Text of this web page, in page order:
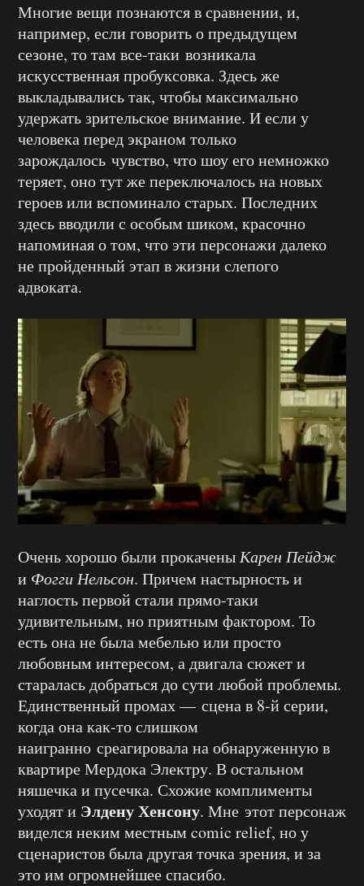
Многие вещи познаются в сравнении, и,
например, если говорить о предыдущем
сезоне, то там все-таки возникала
искусственная пробуксовка. Здесь же
выкладывались так, чтобы максимально
удержать зрительское внимание. И если у
человека перед экраном только
зарождалось чувство, что шоу его немножко
теряет, оно тут же переключалось на новых
героев или вспоминало старых. Последних
здесь вводили с особым шиком, красочно
напоминая о том, что эти персонажи далеко
не пройденный этап в жизни слепого
адвоката.
Очень хорошо были прокачены Карен Пейдж
и Фогги Нельсон. Причем настырность и
наглость первой стали прямо-таки
удивительным, но приятным фактором. То
есть она не была мебелью или просто
любовным интересом, а двигала сюжет и
старалась добраться до сути любой проблемы.
Единственный промах — сцена в 8-й серии,
когда она как-то слишком
наигранно среагировала на обнаруженную в
квартире Мердока Электру. В остальном
няшечка и пусечка. Схожие комплименты
уходят и Элдену Хенсону. Мне этот персонаж
виделся неким местным comic relief, но у
сценаристов была другая точка зрения, и за
это им огромнейшее спасибо.